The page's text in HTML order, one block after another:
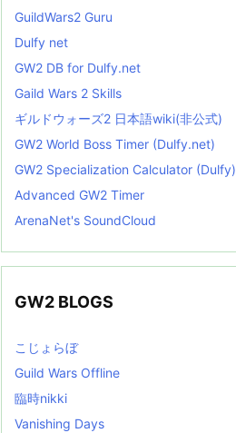
GuildWars2 Guru
Dulfy net
GW2 DB for Dulfy.net
Gaild Wars 2 Skills
ギルドウォーズ2 日本語wiki(非公式)
GW2 World Boss Timer (Dulfy.net)
GW2 Specialization Calculator (Dulfy)
Advanced GW2 Timer
ArenaNet's SoundCloud
GW2 BLOGS
こじょらぼ
Guild Wars Offline
臨時nikki
Vanishing Days